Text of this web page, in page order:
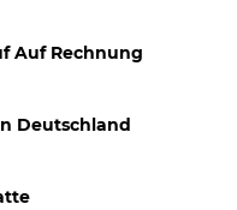
Auf Rechnung
Deutschland